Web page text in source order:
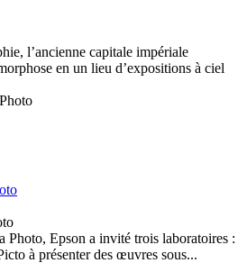
l’ancienne capitale impériale
en un lieu d’expositions à ciel
Photo, Epson a invité trois laboratoires :
à présenter des œuvres sous...